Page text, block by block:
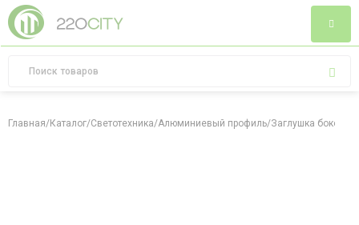
Главная/Каталог/Светотехника/Алюминиевый профиль/Заглушка